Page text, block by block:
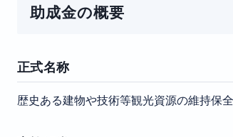
助成金の概要
正式名称
歴史ある建物や技術等観光資源の維持保